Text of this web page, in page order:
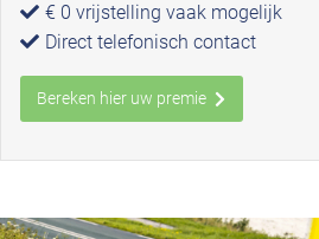
€ 0 vrijstelling vaak mogelijk
Direct telefonisch contact
Bereken hier uw premie